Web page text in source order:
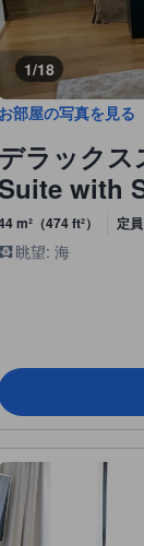
1/18
お部屋の写真を見る
デラック
Suite with
m²（474 ft²） 定
眺望: 海